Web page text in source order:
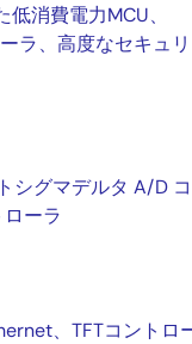
消費電力MCU、
ラ、高度なセキュ
シグマデルタ A/D
ーラ
、TFTコントロ